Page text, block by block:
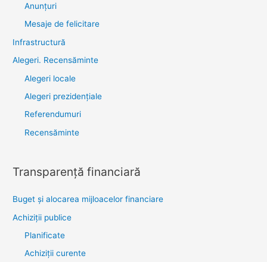
Anunţuri
Mesaje de felicitare
Infrastructură
Alegeri. Recensăminte
Alegeri locale
Alegeri prezidențiale
Referendumuri
Recensăminte
Transparenţă financiară
Buget și alocarea mijloacelor financiare
Achiziţii publice
Planificate
Achiziții curente